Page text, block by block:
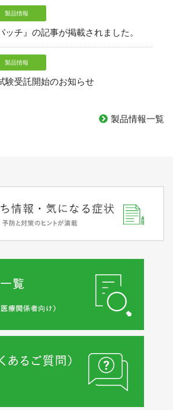
製品情報
ッチ』の記事が掲載されました。
製品情報
験受託開始のお知らせ
「アイパッチ」リニューアルのお知
ご案内
製品情報
『MASMiX』、藤本美貴さんコラボ
製品情報一覧